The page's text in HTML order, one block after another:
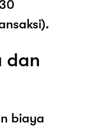
dan
biaya